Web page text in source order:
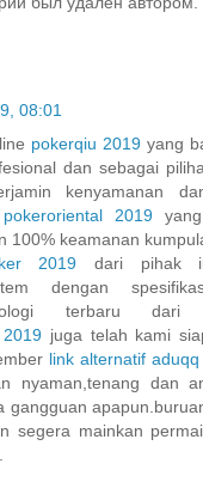
08:01
pokerqiu 2019 yang
dan sebagai
kenyamanan
pokeroriental 2019
100% keamanan
2019 dari pihak
dengan
terbaru dari
juga telah kami
link alternatif
nyaman,tenang dan
gangguan
segera mainkan